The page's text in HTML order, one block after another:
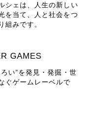
シェは、人生の新しい
を当て、人と社会をつ
組みです。
GAMES
い”を発見・発掘・世
ぐゲームレーベルで